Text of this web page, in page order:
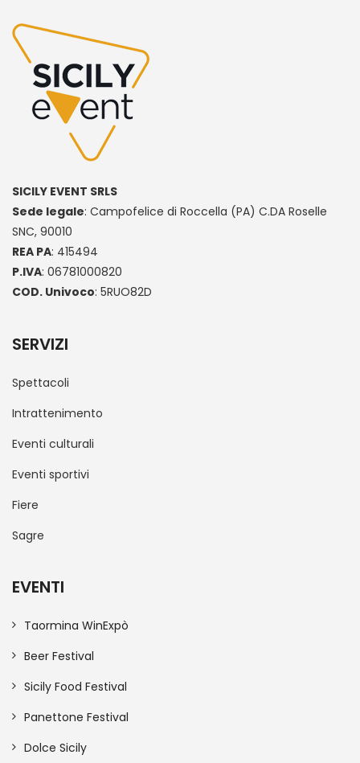
SICILY EVENT SRLS
Sede legale: Campofelice di Roccella (PA) C.DA Roselle
SNC, 90010
REA PA: 415494
P.IVA: 06781000820
COD. Univoco: 5RUO82D
SERVIZI
Spettacoli
Intrattenimento
Eventi culturali
Eventi sportivi
Fiere
Sagre
EVENTI
Taormina WinExpò
Beer Festival
Sicily Food Festival
Panettone Festival
Dolce Sicily